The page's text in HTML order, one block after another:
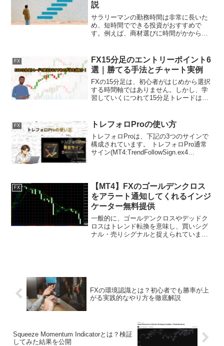
説
サラリーマンの勤務時間は非常に長いた
め、短時間でできる投資がおすすめで
す。例えば、商材選びに時間がかからな
かし、これから投資を始めたいと感じて
いるサラリーマンの中には、...
FX
FX15分足のエントリーポイント6
選｜勝てる手法とチャート実例
FXの15分足は、初心者がはじめから選択
する時間軸ではありません。しかし、学
習していくにつれて15分足トレードは非
実際に、これから15分足トレードを行い
たいと思われてい...
FX トレフォロProの使い方
トレフォロProは、下記の3つのサインで
構成されています。 トレフォロPro通常
サイン(MT4:TrendFollowSign.ex4
FX
【MT4】FXのゴールデンクロス
をアラート通知してくれるインジ
ケーター無料提供
一般的に、ゴールデンクロスやデッドク
ロスはトレンド転換を意味し、買いシグ
ナル・売りシグナルと捉えられていま
FXの環境認識とは？初心者でも勝率が上
がる実践的なやり方を徹底解説
Squeeze Momentum Indicatorとは？検証
してみた結果を公開